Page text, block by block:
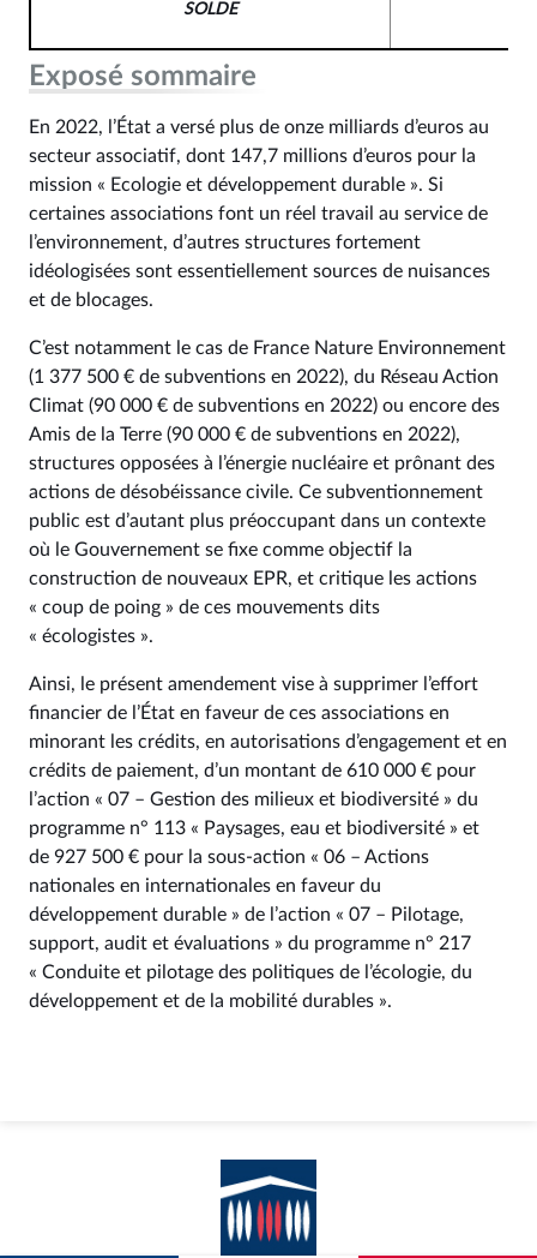
SOLDE
Exposé sommaire
En 2022, l’État a versé plus de onze milliards d’euros au
secteur associatif, dont 147,7 millions d’euros pour la
mission « Ecologie et développement durable ». Si
certaines associations font un réel travail au service de
l’environnement, d’autres structures fortement
idéologisées sont essentiellement sources de nuisances
et de blocages.
C’est notamment le cas de France Nature Environnement
(1 377 500 € de subventions en 2022), du Réseau Action
Climat (90 000 € de subventions en 2022) ou encore des
Amis de la Terre (90 000 € de subventions en 2022),
structures opposées à l’énergie nucléaire et prônant des
actions de désobéissance civile. Ce subventionnement
public est d’autant plus préoccupant dans un contexte
où le Gouvernement se fixe comme objectif la
construction de nouveaux EPR, et critique les actions
« coup de poing » de ces mouvements dits
« écologistes ».
Ainsi, le présent amendement vise à supprimer l’effort
financier de l’État en faveur de ces associations en
minorant les crédits, en autorisations d’engagement et en
crédits de paiement, d’un montant de 610 000 € pour
l’action « 07 – Gestion des milieux et biodiversité » du
programme n° 113 « Paysages, eau et biodiversité » et
de 927 500 € pour la sous-action « 06 – Actions
nationales en internationales en faveur du
développement durable » de l’action « 07 – Pilotage,
support, audit et évaluations » du programme n° 217
« Conduite et pilotage des politiques de l’écologie, du
développement et de la mobilité durables ».